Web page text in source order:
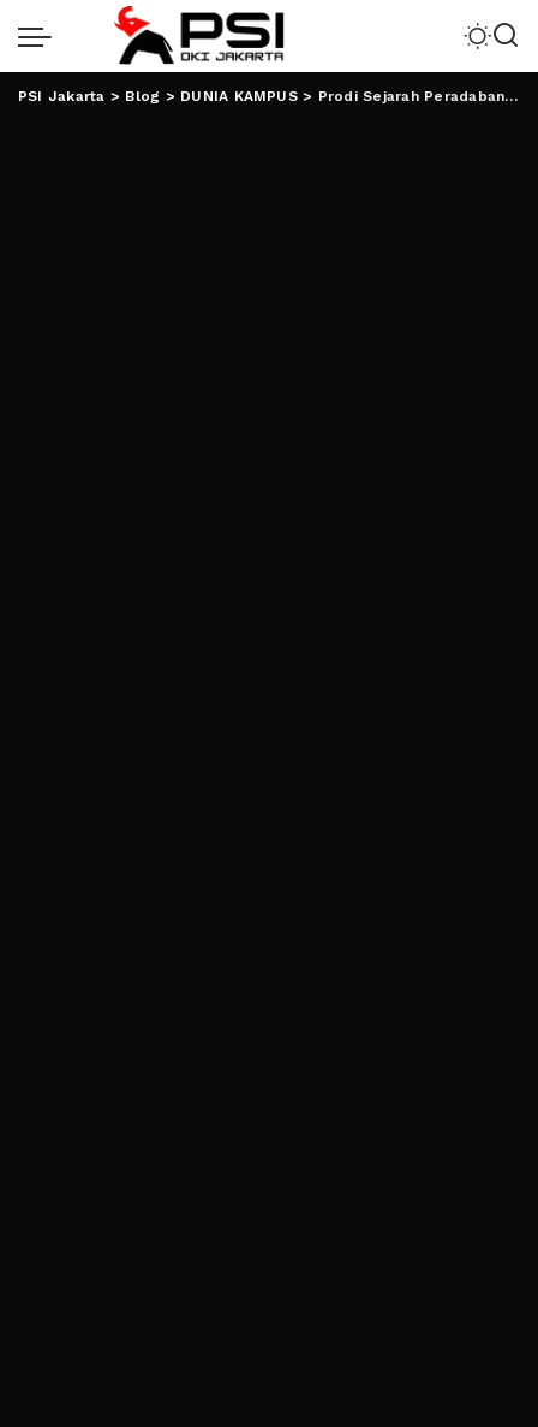
PSI Jakarta > Blog > DUNIA KAMPUS> Prodi Sejarah Peradaban Islam Inisiasi Pusat Studi Islam Lampung